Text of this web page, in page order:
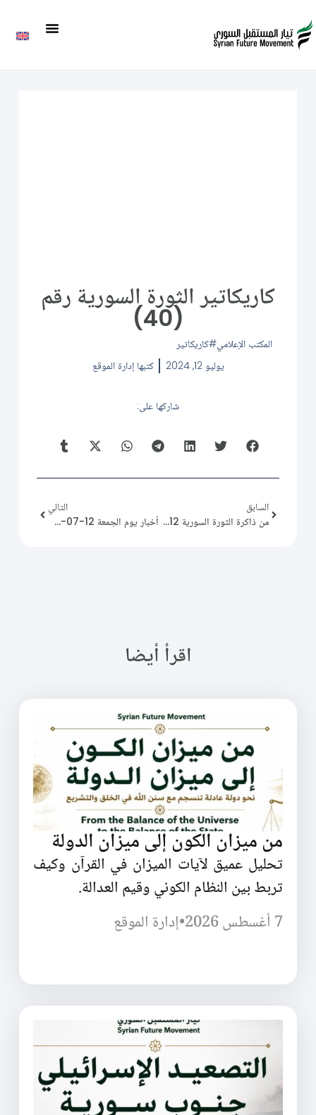
كاريكاتير الثورة السورية رقم
(40)
المكتب الإعلامي كاريكاتير
يوليو 12, 2024
كتبها إدارة الموقع
شاركها على:
السابق
من ذاكرة الثورة السورية 2012/07/12
التالي
أخبار يوم الجمعة 12-07-2024.
اقرأ أيضا
من ميزان الكون إلى ميزان الدولة
تحليل عميق لآيات الميزان في القرآن وكيف
تربط بين النظام الكوني وقيم العدالة.
7 أغسطس 2026
•إدارة الموقع